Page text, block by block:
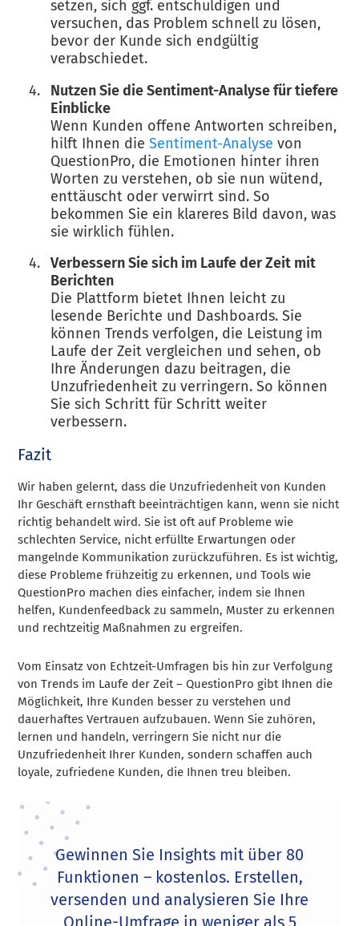
setzen, sich ggf. entschuldigen und
versuchen, das Problem schnell zu lösen,
bevor der Kunde sich endgültig
verabschiedet.
Nutzen Sie die Sentiment-Analyse für tiefere
Einblicke
Wenn Kunden offene Antworten schreiben,
hilft Ihnen die Sentiment-Analyse von
QuestionPro, die Emotionen hinter ihren
Worten zu verstehen, ob sie nun wütend,
enttäuscht oder verwirrt sind. So
bekommen Sie ein klareres Bild davon, was
sie wirklich fühlen.
Verbessern Sie sich im Laufe der Zeit mit
Berichten
Die Plattform bietet Ihnen leicht zu
lesende Berichte und Dashboards. Sie
können Trends verfolgen, die Leistung im
Laufe der Zeit vergleichen und sehen, ob
Ihre Änderungen dazu beitragen, die
Unzufriedenheit zu verringern. So können
Sie sich Schritt für Schritt weiter
verbessern.
Fazit
Wir haben gelernt, dass die Unzufriedenheit von Kunden
Ihr Geschäft ernsthaft beeinträchtigen kann, wenn sie nicht
richtig behandelt wird. Sie ist oft auf Probleme wie
schlechten Service, nicht erfüllte Erwartungen oder
mangelnde Kommunikation zurückzuführen. Es ist wichtig,
diese Probleme frühzeitig zu erkennen, und Tools wie
QuestionPro machen dies einfacher, indem sie Ihnen
helfen, Kundenfeedback zu sammeln, Muster zu erkennen
und rechtzeitig Maßnahmen zu ergreifen.
Vom Einsatz von Echtzeit-Umfragen bis hin zur Verfolgung
von Trends im Laufe der Zeit – QuestionPro gibt Ihnen die
Möglichkeit, Ihre Kunden besser zu verstehen und
dauerhaftes Vertrauen aufzubauen. Wenn Sie zuhören,
lernen und handeln, verringern Sie nicht nur die
Unzufriedenheit Ihrer Kunden, sondern schaffen auch
loyale, zufriedene Kunden, die Ihnen treu bleiben.
Gewinnen Sie Insights mit über 80
Funktionen – kostenlos. Erstellen,
versenden und analysieren Sie Ihre
Online-Umfrage in weniger als 5